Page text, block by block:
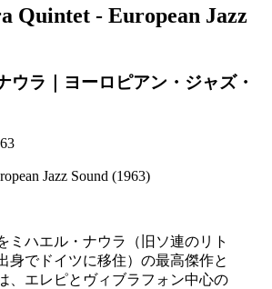
Quintet - European Jazz
ウラ｜ヨーロピアン・ジャズ・
ミハエル・ナウラ（旧ソ連のリト
身でドイツに移住）の最高傑作と
、エレピとヴィブラフォン中心の